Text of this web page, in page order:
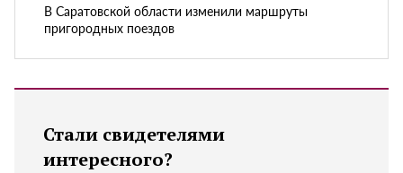
В Саратовской области изменили маршруты
пригородных поездов
Стали свидетелями
интересного?